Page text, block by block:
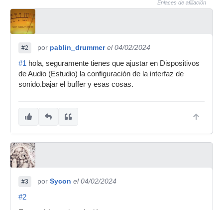
Enlaces de afiliación
#2 por pablin_drummer el 04/02/2024
#1 hola, seguramente tienes que ajustar en Dispositivos
de Audio (Estudio) la configuración de la interfaz de
sonido.bajar el buffer y esas cosas.
#3 por Sycon el 04/02/2024
#2